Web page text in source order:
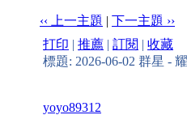
‹‹ 上一主題 | 下一主題 ››
打印 | 推薦 | 訂閱 | 收藏
標題: 2026-06-02 群星 -
yoyo89312